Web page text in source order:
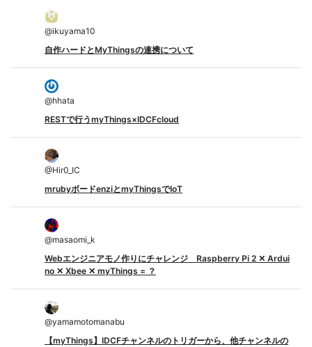
@ikuyama10
自作ハードとMyThingsの連携について
@hhata
RESTで行うmyThings×IDCFcloud
@Hir0_IC
mrubyボードenziとmyThingsでIoT
@masaomi_k
Webエンジニアモノ作りにチャレンジ Raspberry Pi 2 ✕ Ardui
no ✕ Xbee ✕ myThings = ？
@yamamotomanabu
【myThings】IDCFチャンネルのトリガーから、他チャンネルの